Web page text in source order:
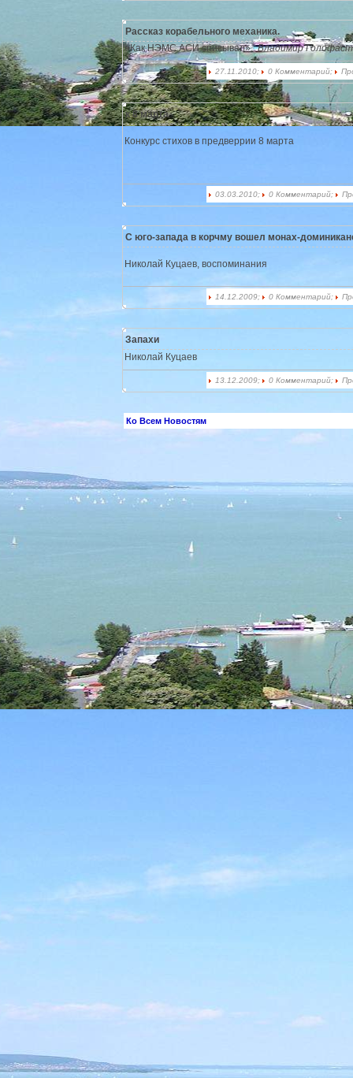
Рассказ корабельного механика.
«Как НЭМС АСИ списывал».Владимир Голофаст
27.11.2010; 0 Комментарий;
к 8 марта
Конкурс стихов в предверрии 8 марта
03.03.2010; 0 Комментарий;
С юго-запада в корчму вошел монах-
Николай Куцаев, воспоминания
14.12.2009; 0 Комментарий;
Запахи
Николай Куцаев
13.12.2009; 0 Комментарий;
Ко Всем Новостям